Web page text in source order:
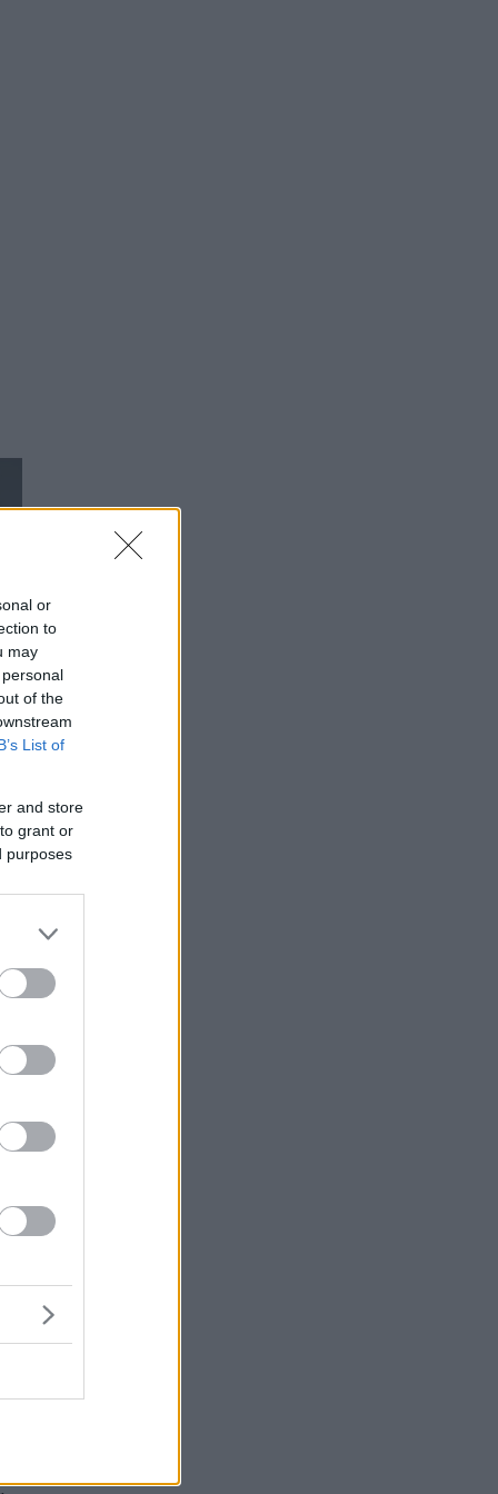
or
to
may
of the
List of
and store
grant or
purposes